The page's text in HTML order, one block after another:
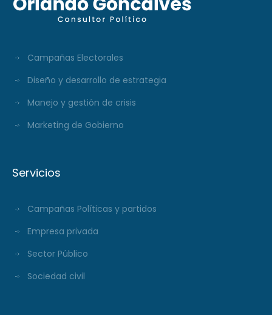
Campañas Electorales
Diseño y desarrollo de estrategia
Manejo y gestión de crisis
Marketing de Gobierno
Servicios
Campañas Políticas y partidos
Empresa privada
Sector Público
Sociedad civil